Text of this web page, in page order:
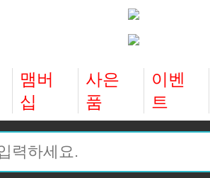
십 품 트